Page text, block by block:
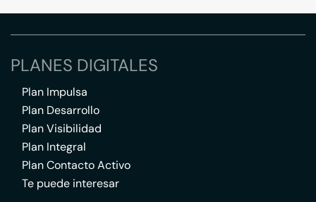
PLANES DIGITALES
Plan Impulsa
Plan Desarrollo
Plan Visibilidad
Plan Integral
Plan Contacto Activo
Te puede interesar